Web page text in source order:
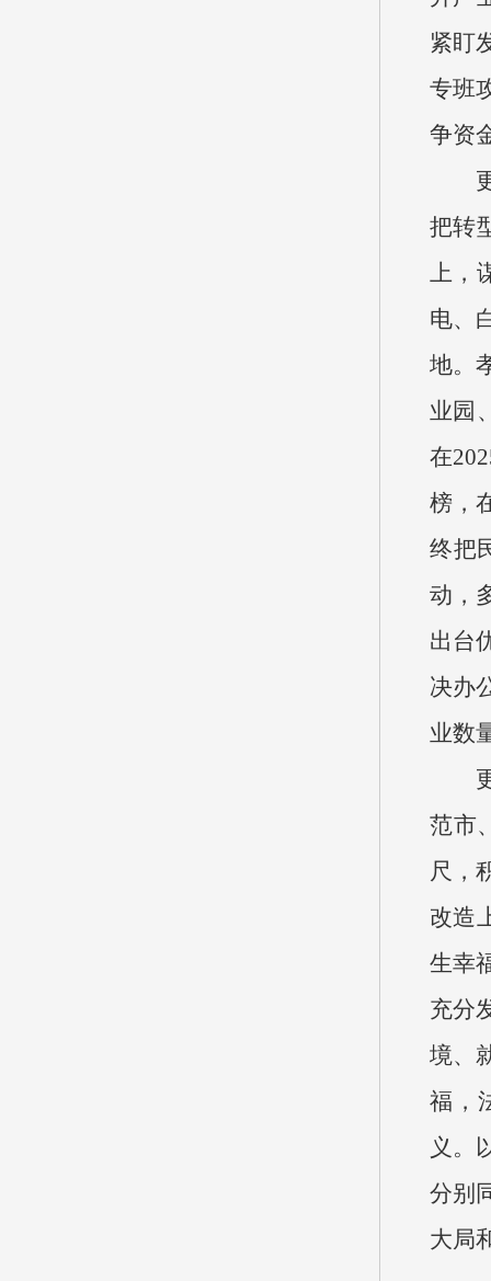
紧盯
专班
争资
更
把转
上
电、
地。
业园
在
榜，
终把
动，
出台
决办
业数
更
范市
尺，
改造
生幸
充分
境、
福，
义。
分别
大局